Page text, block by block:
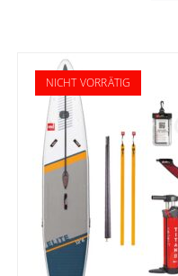
NICHT VORRÄTIG